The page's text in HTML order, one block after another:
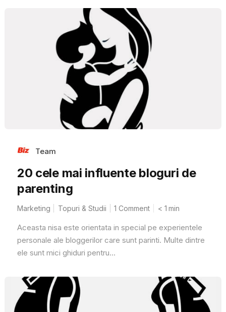
Team
20 cele mai influente bloguri de
parenting
Marketing Topuri & Studii 1 Comment < 1 min
Aceasta nisa este orientata in special pe experientele
personale ale bloggerilor care sunt parinti. Multe dintre
ele sunt mici ghiduri pentru...